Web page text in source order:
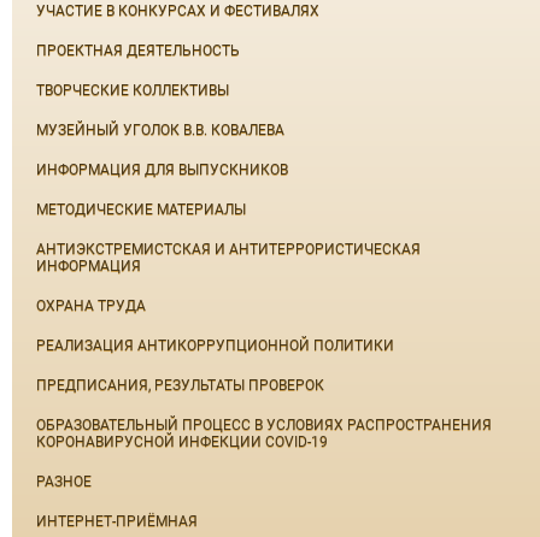
УЧАСТИЕ В КОНКУРСАХ И ФЕСТИВАЛЯХ
ПРОЕКТНАЯ ДЕЯТЕЛЬНОСТЬ
ТВОРЧЕСКИЕ КОЛЛЕКТИВЫ
МУЗЕЙНЫЙ УГОЛОК В.В. КОВАЛЕВА
ИНФОРМАЦИЯ ДЛЯ ВЫПУСКНИКОВ
МЕТОДИЧЕСКИЕ МАТЕРИАЛЫ
АНТИЭКСТРЕМИСТСКАЯ И АНТИТЕРРОРИСТИЧЕСКАЯ
ИНФОРМАЦИЯ
ОХРАНА ТРУДА
РЕАЛИЗАЦИЯ АНТИКОРРУПЦИОННОЙ ПОЛИТИКИ
ПРЕДПИСАНИЯ, РЕЗУЛЬТАТЫ ПРОВЕРОК
ОБРАЗОВАТЕЛЬНЫЙ ПРОЦЕСС В УСЛОВИЯХ РАСПРОСТРАНЕНИЯ
КОРОНАВИРУСНОЙ ИНФЕКЦИИ COVID-19
РАЗНОЕ
ИНТЕРНЕТ-ПРИЁМНАЯ